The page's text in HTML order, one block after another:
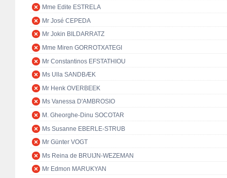
Mme Edite ESTRELA
Mr José CEPEDA
Mr Jokin BILDARRATZ
Mme Miren GORROTXATEGI
Mr Constantinos EFSTATHIOU
Ms Ulla SANDBÆK
Mr Henk OVERBEEK
Ms Vanessa D'AMBROSIO
M. Gheorghe-Dinu SOCOTAR
Ms Susanne EBERLE-STRUB
Mr Günter VOGT
Ms Reina de BRUIJN-WEZEMAN
Mr Edmon MARUKYAN